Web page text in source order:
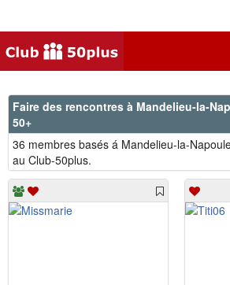
Faire des rencontres à Mandelieu-la-
50+
36 membres basés á Mandelieu-la-
au Club-50plus.